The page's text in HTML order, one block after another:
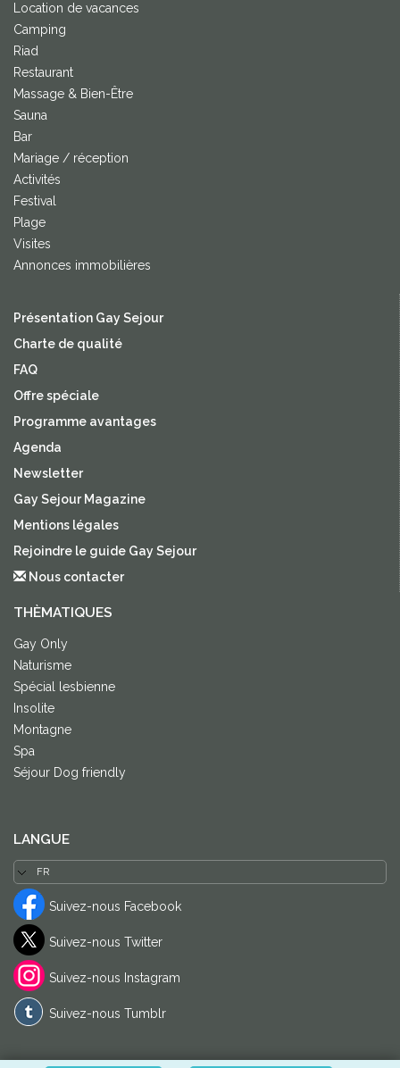
Location de vacances
Camping
Riad
Restaurant
Massage & Bien-Être
Sauna
Bar
Mariage / réception
Activités
Festival
Plage
Visites
Annonces immobilières
Présentation Gay Sejour
Charte de qualité
FAQ
Offre spéciale
Programme avantages
Agenda
Newsletter
Gay Sejour Magazine
Mentions légales
Rejoindre le guide Gay Sejour
Nous contacter
THÈMATIQUES
Gay Only
Naturisme
Spécial lesbienne
Insolite
Montagne
Spa
Séjour Dog friendly
LANGUE
Suivez-nous Facebook
Suivez-nous Twitter
Suivez-nous Instagram
Suivez-nous Tumblr